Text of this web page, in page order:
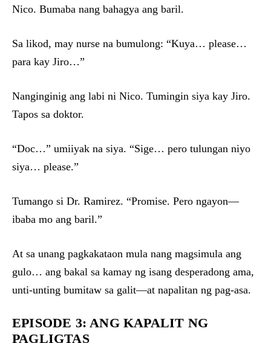
Nico. Bumaba nang bahagya ang baril.
Sa likod, may nurse na bumulong: “Kuya… please…
para kay Jiro…”
Nanginginig ang labi ni Nico. Tumingin siya kay Jiro.
Tapos sa doktor.
“Doc…” umiiyak na siya. “Sige… pero tulungan niyo
siya… please.”
Tumango si Dr. Ramirez. “Promise. Pero ngayon—
ibaba mo ang baril.”
At sa unang pagkakataon mula nang magsimula ang
gulo… ang bakal sa kamay ng isang desperadong ama,
unti-unting bumitaw sa galit—at napalitan ng pag-asa.
EPISODE 3: ANG KAPALIT NG
PAGLIGTAS